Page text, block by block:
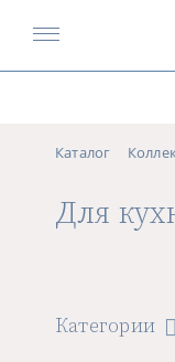
Каталог
Для
Категории